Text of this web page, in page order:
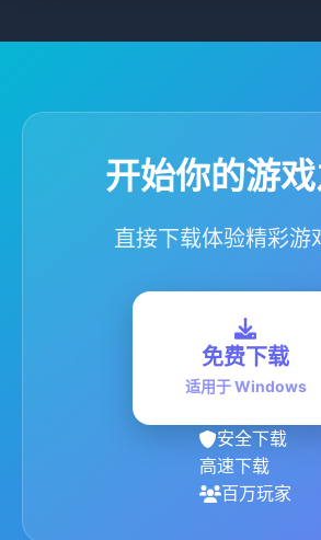
开始你的游
直接下载体验精彩游
免费下载
适用于 Windows
安全下载
高速下载
百万玩家